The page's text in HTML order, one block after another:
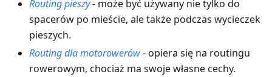
Routing pieszy- może być używany nie tylko do
spacerów po mieście, ale także podczas wycieczek
pieszych.
Routing dla motorowerów- opiera się na routingu
rowerowym, chociaż ma swoje własne cechy.